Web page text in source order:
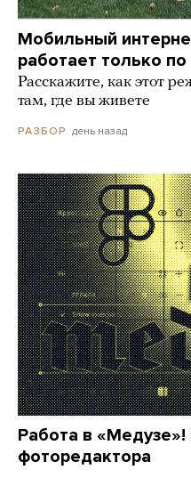
Мобильный
работает только
Расскажите, как этот
там, где вы живете
РАЗБОР день назад
Работа в
фоторедактора